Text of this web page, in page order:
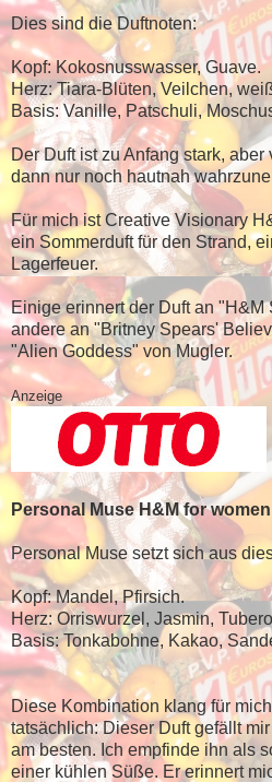
Dies sind die Duftnoten:
Kopf: Kokosnusswasser, Guave.
Herz: Tiara-Blüten, Veilchen,
Basis: Vanille, Patschuli,
Der Duft ist zu Anfang stark,
dann nur noch hautnah
Für mich ist Creative Visionary
ein Sommerduft für den Strand,
Lagerfeuer.
Einige erinnert der Duft an "H&M
andere an "Britney Spears'
"Alien Goddess" von Mugler.
Anzeige
Personal Muse H&M for
Personal Muse setzt sich aus
Kopf: Mandel, Pfirsich.
Herz: Orriswurzel, Jasmin,
Basis: Tonkabohne, Kakao,
Diese Kombination klang für
tatsächlich: Dieser Duft gefällt
am besten. Ich empfinde ihn als
einer kühlen Süße. Er erinnert